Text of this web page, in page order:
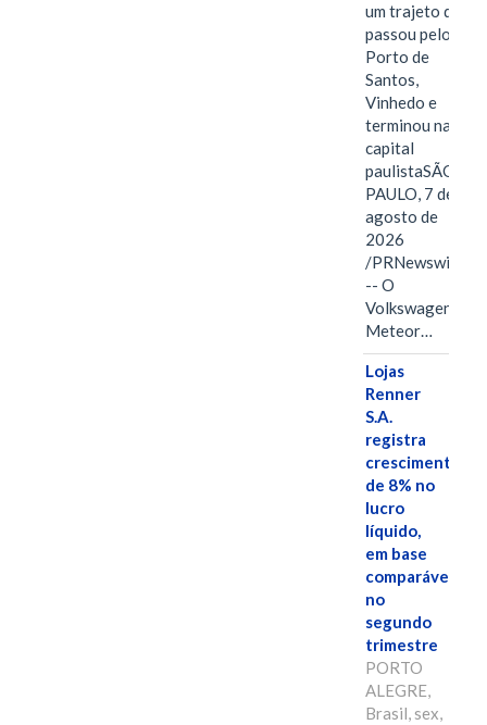
um trajeto que
passou pelo
Porto de
Santos,
Vinhedo e
terminou na
capital
paulistaSÃO
PAULO, 7 de
agosto de
2026
/PRNewswire/
-- O
Volkswagen
Meteor…
Lojas
Renner
S.A.
registra
crescimento
de 8% no
lucro
líquido,
em base
comparável,
no
segundo
trimestre
PORTO
ALEGRE,
Brasil, sex,